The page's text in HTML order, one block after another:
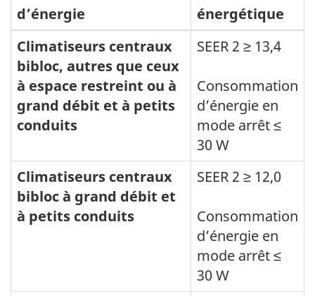
d’énergie
énergétique
Climatiseurs centraux
bibloc, autres que ceux
à espace restreint ou à
grand débit et à petits
conduits
SEER 2 ≥ 13,4
Consommation
d’énergie en
mode arrêt ≤
30 W
Climatiseurs centraux
bibloc à grand débit et
à petits conduits
SEER 2 ≥ 12,0
Consommation
d’énergie en
mode arrêt ≤
30 W